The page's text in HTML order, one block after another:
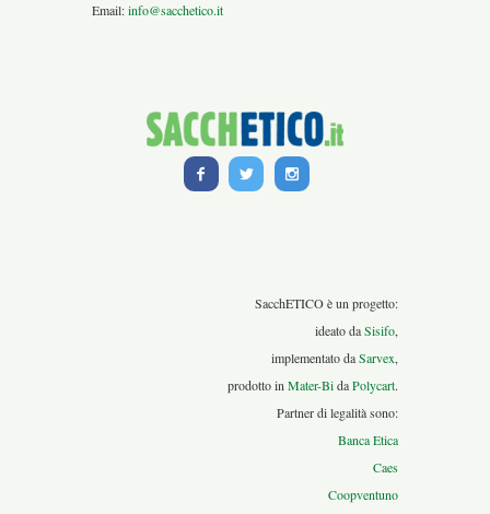
Email:info@sacchetico.it
SacchETICO è un progetto:
ideato daSisifo,
implementato daSarvex,
prodotto inMater-BidaPolycart.
Partner di legalità sono:
Banca Etica
Caes
Coopventuno